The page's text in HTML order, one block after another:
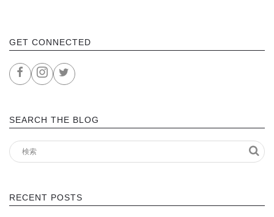
GET CONNECTED
SEARCH THE BLOG
RECENT POSTS